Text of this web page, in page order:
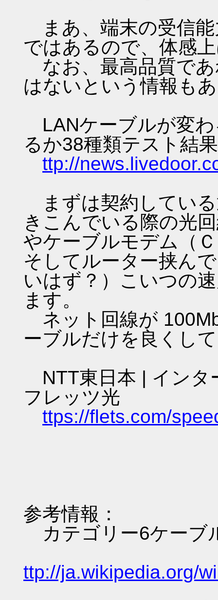
まあ、端末の受信能
ではあるので、体感
なお、最高品質で
はないという情報も
LANケーブルが変
るか38種類テスト結
ttp://
まずは契約してい
きこんでいる際の光
やケーブルモデム（
そしてルーター挟ん
いはず？）こいつの
ます。
ネット回線が
ーブルだけを良くし
NTT東日本 | インタ
フレッツ光
ttps://flets.com/
参考情報：
カテゴリー6ケーブ
ttp://ja.wikipedia.org/